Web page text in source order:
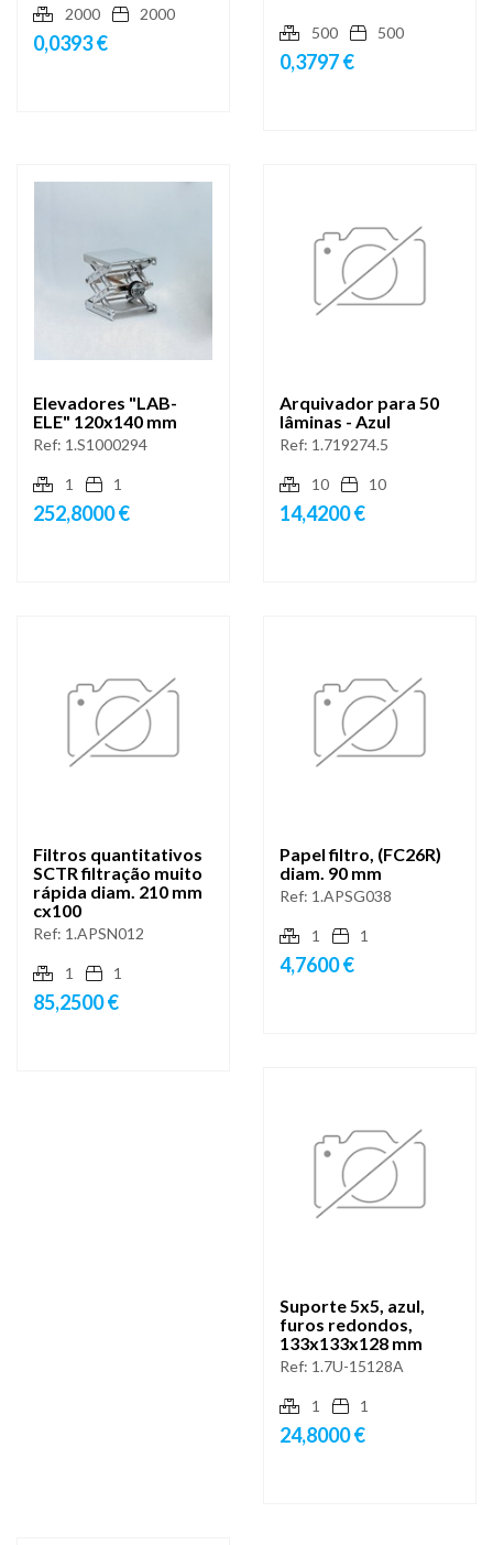
2000 2000
0,0393 € 500 500
0,3797 €
Elevadores "LAB-
ELE" 120x140 mm
Ref: 1.S1000294
1 1
252,8000 €
Arquivador para 50
lâminas - Azul
Ref: 1.719274.5
10 10
14,4200 €
Filtros quantitativos
SCTR filtração muito
rápida diam. 210 mm
cx100
Ref: 1.APSN012
1 1
85,2500 €
Papel filtro, (FC26R)
diam. 90 mm
Ref: 1.APSG038
1 1
4,7600 €
Suporte 5x5, azul,
furos redondos,
133x133x128 mm
Ref: 1.7U-15128A
1 1
24,8000 €